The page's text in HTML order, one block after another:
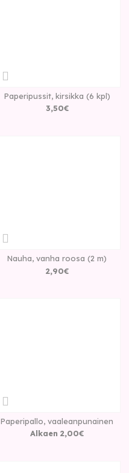
Paperipussit, kirsikka (6 kpl)
3,50€
Nauha, vanha roosa (2 m)
2,90€
Paperipallo, vaaleanpunainen
Alkaen 2,00€